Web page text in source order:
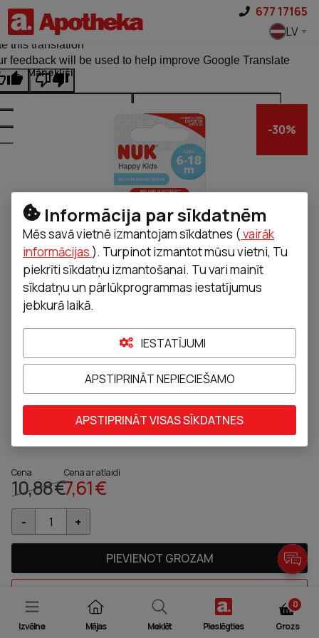
677 17165
LV
Izvēlne Mājas Meklēt Pieslēgties
0
Grozs
Māneklīši
-30%
NUK Star 2LA māneklītis (6 - 18 mēn.), 2
gab
Pievienot pie izlases
Cena
10,88 €
Cena ar atlaidi
7,61 €
PIEVIENOT GROZAM
text
this translation
feedback will be used to help improve Google Translate
Informācija par sīkdatnēm
Mēs savā vietnē izmantojam sīkdatnes (vairāk
informācijas ). Turpinot izmantot mūsu vietni, Tu
piekrīti sīkdatņu izmantošanai. Tu vari mainīt
sīkdatņu un pārlūkprogrammas iestatījumus
jebkurā laikā.
IESTATĪJUMI
APSTIPRINĀT NEPIECIEŠAMO
APSTIPRINĀT VISAS SĪKDATNES